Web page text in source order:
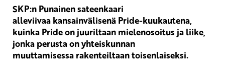
SKP:n Punainen sateenkaari
alleviivaa kansainvälisenä Pride-kuukautena,
kuinka Pride on juuriltaan mielenosoitus ja liike,
jonka perusta on yhteiskunnan
muuttamisessa rakenteiltaan toisenlaiseksi.